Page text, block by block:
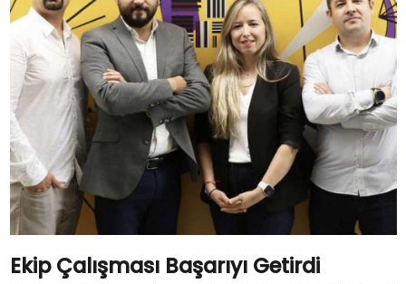
Ekip Çalışması Başarıyı Getirdi